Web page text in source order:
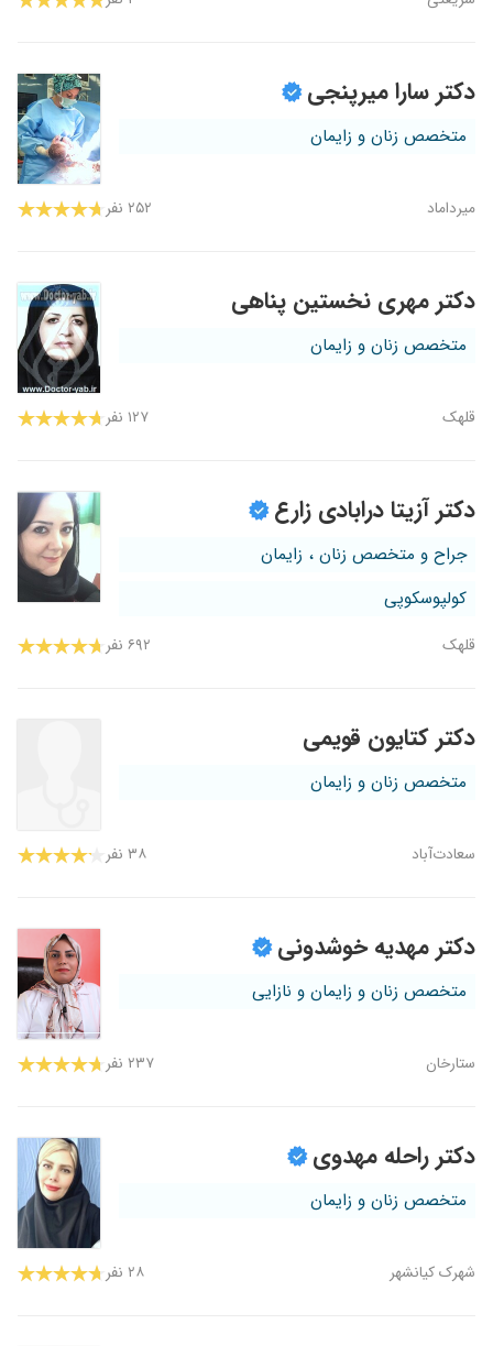
دکتر سارا میرپنجی
متخصص زنان و زایمان
میرداماد ۲۵۲ نفر
دکتر مهری نخستین پناهی
متخصص زنان و زایمان
قلهک ۱۲۷ نفر
دکتر آزیتا درابادی زارع
جراح و متخصص زنان ، زایمان
کولپوسکوپی
قلهک ۶۹۲ نفر
دکتر کتایون قویمی
متخصص زنان و زایمان
سعادت‌آباد ۳۸ نفر
دکتر مهدیه خوشدونی
متخصص زنان و زایمان و نازایی
ستارخان ۲۳۷ نفر
دکتر راحله مهدوی
متخصص زنان و زایمان
شهرک کیانشهر ۲۸ نفر